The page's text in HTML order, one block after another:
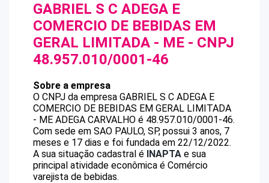
GABRIEL S C ADEGA E
COMERCIO DE BEBIDAS EM
GERAL LIMITADA - ME - CNPJ
48.957.010/0001-46
Sobre a empresa
O CNPJ da empresa GABRIEL S C ADEGA E
COMERCIO DE BEBIDAS EM GERAL LIMITADA
- ME ADEGA CARVALHO é 48.957.010/0001-46.
Com sede em SAO PAULO, SP, possui 3 anos, 7
meses e 17 dias e foi fundada em 22/12/2022.
A sua situação cadastral é INAPTA e sua
principal atividade econômica é Comércio
varejista de bebidas.